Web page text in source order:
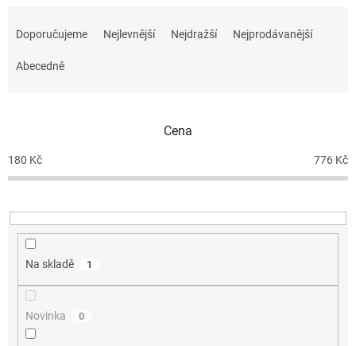
o
d
k
t
Doporučujeme Nejlevnější Nejdražší Nejprodávanější
Abecedně
Cena
180 Kč 776 Kč
Na skladě 1
Novinka 0